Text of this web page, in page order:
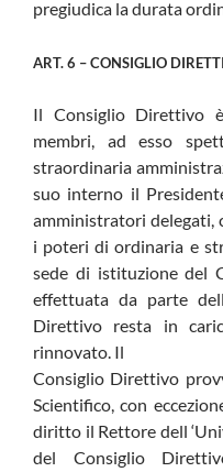
pregiudica la durata
ART. 6 – CONSIGLIO
Il Consiglio Direttivo
membri, ad esso
straordinaria
suo interno il
amministratori delegati,
i poteri di ordinaria e
sede di istituzione del
effettuata da parte
Direttivo resta in
rinnovato. Il
Consiglio Direttivo
Scientifico, con
diritto il Rettore dell
del Consiglio